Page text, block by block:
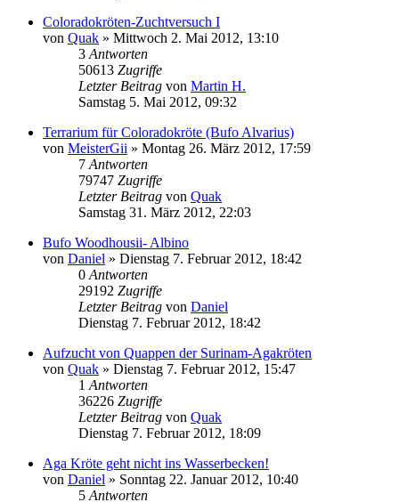
Coloradokröten-Zuchtversuch I
von Quak » Mittwoch 2. Mai 2012, 13:10
3 Antworten
50613 Zugriffe
Letzter Beitrag von Martin H.
Samstag 5. Mai 2012, 09:32
Terrarium für Coloradokröte (Bufo Alvarius)
von MeisterGii » Montag 26. März 2012, 17:59
7 Antworten
79747 Zugriffe
Letzter Beitrag von Quak
Samstag 31. März 2012, 22:03
Bufo Woodhousii- Albino
von Daniel » Dienstag 7. Februar 2012, 18:42
0 Antworten
29192 Zugriffe
Letzter Beitrag von Daniel
Dienstag 7. Februar 2012, 18:42
Aufzucht von Quappen der Surinam-Agakröten
von Quak » Dienstag 7. Februar 2012, 15:47
1 Antworten
36226 Zugriffe
Letzter Beitrag von Quak
Dienstag 7. Februar 2012, 18:09
Aga Kröte geht nicht ins Wasserbecken!
von Daniel » Sonntag 22. Januar 2012, 10:40
5 Antworten